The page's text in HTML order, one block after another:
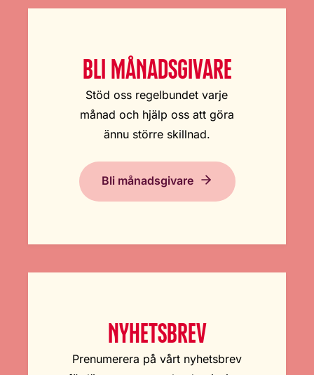
BLI MÅNADSGIVARE
Stöd oss regelbundet varje
månad och hjälp oss att göra
ännu större skillnad.
Bli månadsgivare
NYHETSBREV
Prenumerera på vårt nyhetsbrev